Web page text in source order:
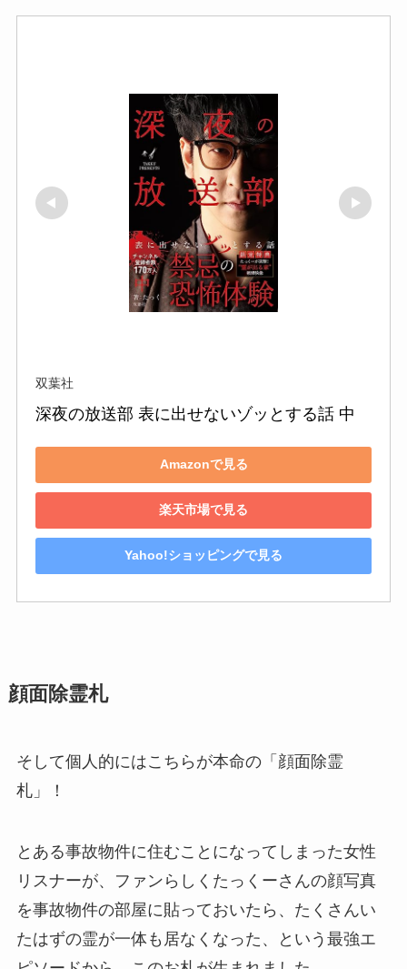
双葉社
深夜の放送部 表に出せないゾッとする話 中
Amazonで見る
楽天市場で見る
Yahoo!ショッピングで見る
顔面除霊札
そして個人的にはこちらが本命の「顔面除霊
札」！
とある事故物件に住むことになってしまった女性
リスナーが、ファンらしくたっくーさんの顔写真
を事故物件の部屋に貼っておいたら、たくさんい
たはずの霊が一体も居なくなった、という最強エ